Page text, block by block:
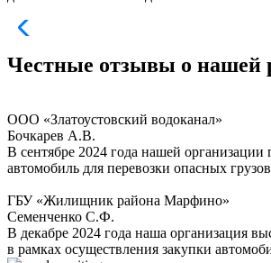
Честные отзывы о нашей
ООО «Златоустовский водоканал»
Бочкарев А.В.
В сентябре 2024 года нашей организации
автомобиль для перевозки опасных
ГБУ «Жилищник района Марфино»
Семенченко С.Ф.
В декабре 2024 года наша организация
в рамках осуществления закупки